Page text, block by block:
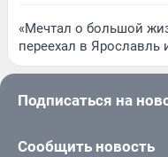
«Мечтал о большой
переехал в
Подписаться на
Сообщить новость